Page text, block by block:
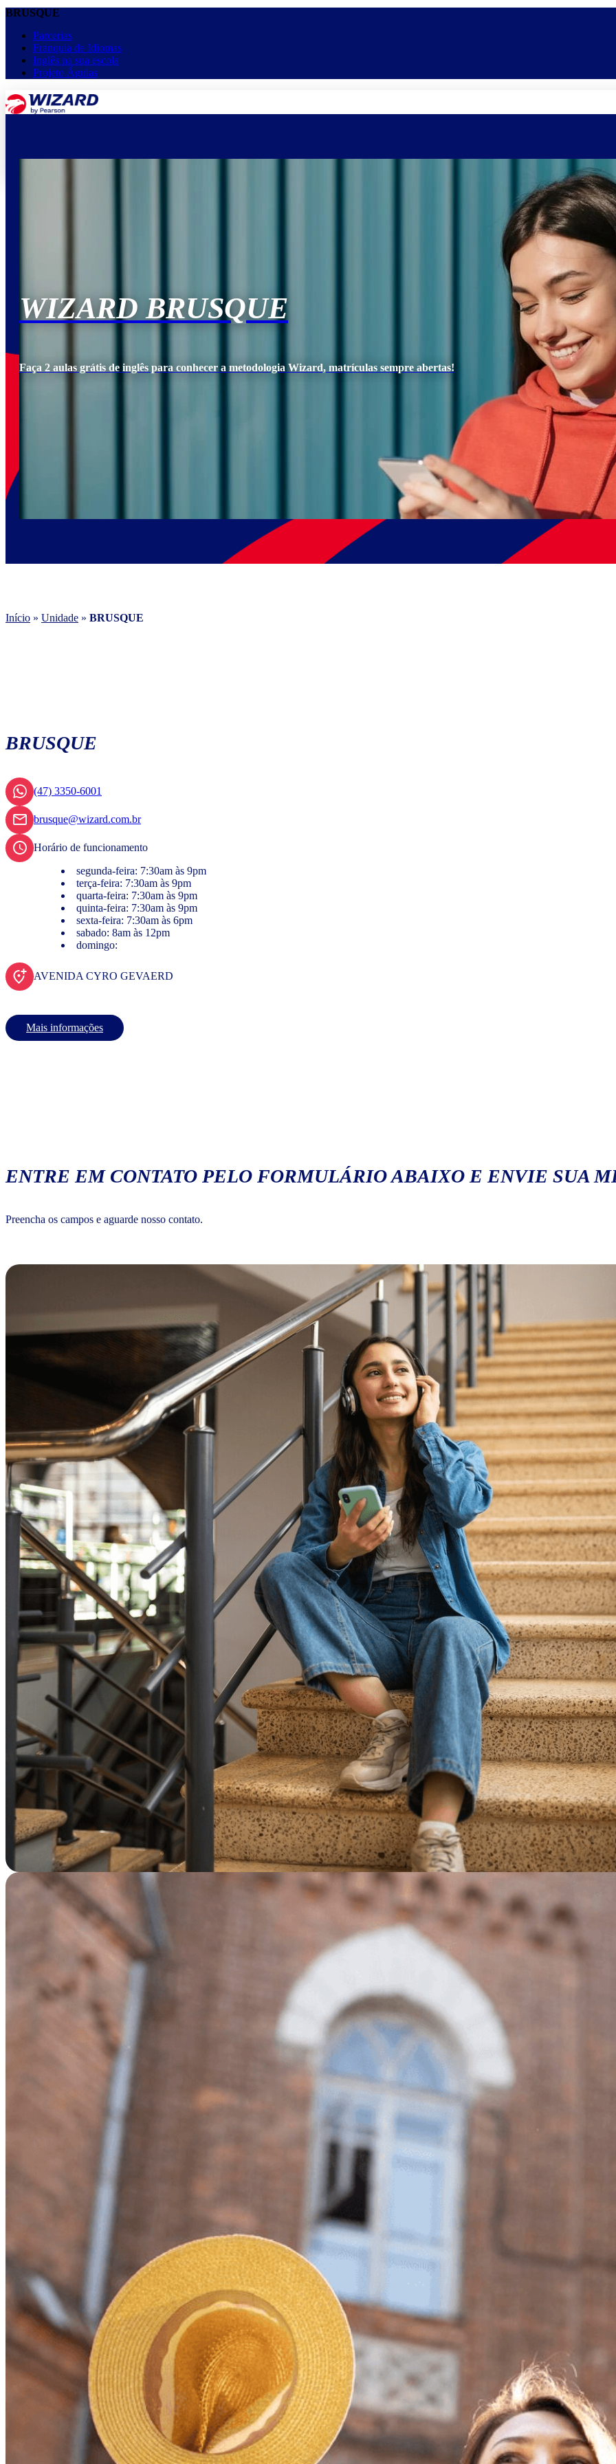
BRUSQUE
Parcerias
Franquia de Idiomas
Inglês na sua escola
Projeto Águias
Equipe
WIZARD BRUSQUE
Faça 2 aulas grátis de inglês para conhecer a metodologia Wizard, matrículas sempre abertas!
Início » Unidade » BRUSQUE
BRUSQUE
(47) 3350-6001
brusque@wizard.com.br
Horário de funcionamento
segunda-feira: 7:30am às 9pm
terça-feira: 7:30am às 9pm
quarta-feira: 7:30am às 9pm
quinta-feira: 7:30am às 9pm
sexta-feira: 7:30am às 6pm
sabado: 8am às 12pm
domingo:
AVENIDA CYRO GEVAERD
Mais informações
ENTRE EM CONTATO PELO FORMULÁRIO ABAIXO E ENVIE SUA
Preencha os campos e aguarde nosso contato.